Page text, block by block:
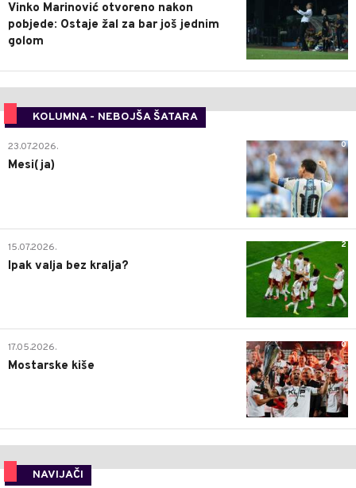
Vinko Marinović otvoreno nakon
pobjede: Ostaje žal za bar još jednim
golom
KOLUMNA - NEBOJŠA ŠATARA
0
23.07.2026.
Mesi(ja)
2
15.07.2026.
Ipak valja bez kralja?
0
17.05.2026.
Mostarske kiše
NAVIJAČI